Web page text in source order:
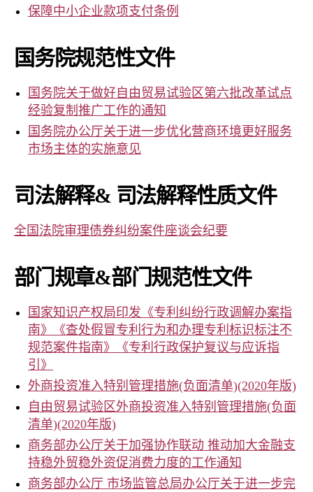
所
保障中小企业款项支付条例
国务院规范性文件
国务院关于做好自由贸易试验区第六批改革试点
经验复制推广工作的通知
国务院办公厅关于进一步优化营商环境更好服务
市场主体的实施意见
司法解释& 司法解释性质文件
全国法院审理债券纠纷案件座谈会纪要
部门规章&部门规范性文件
国家知识产权局印发《专利纠纷行政调解办案指
南》《查处假冒专利行为和办理专利标识标注不
规范案件指南》《专利行政保护复议与应诉指
引》
外商投资准入特别管理措施(负面清单)(2020年版)
自由贸易试验区外商投资准入特别管理措施(负面
清单)(2020年版)
商务部办公厅关于加强协作联动 推动加大金融支
持稳外贸稳外资促消费力度的工作通知
商务部办公厅 市场监管总局办公厅关于进一步完